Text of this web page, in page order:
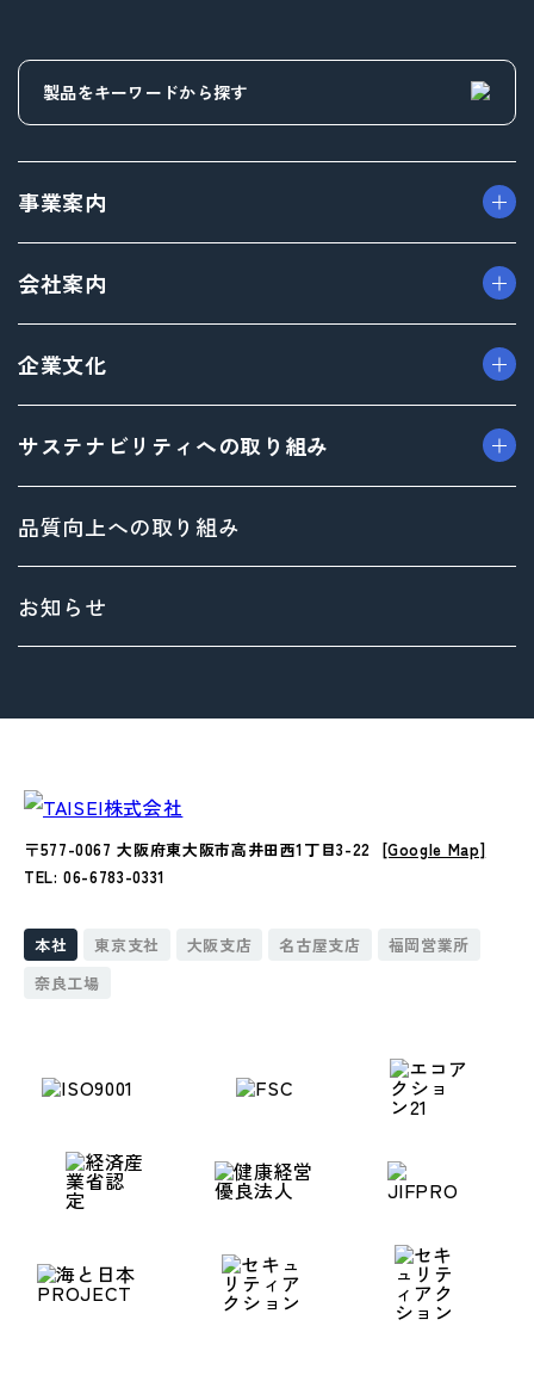
事業案内
> プロダクト事業
> デザイン事業
> マテリアル事業
> ブランド事業
会社案内
> フィロソフィ
> 企業概要
> 沿革
> 方針
> 拠点情報
企業文化
> 社内イベント・研修・福利厚生
サステナビリティへの取り組み
サステナビリティ基本方針
Environment（環境）への取り組み
Social（社会）への取り組み
品質向上への取り組み
お知らせ
〒577-0067 大阪府東大阪市高井田西1丁目3-22 [Google Map]
TEL: 06-6783-0331
本社 東京支社 大阪支店 名古屋支店
福岡営業所
奈良工場